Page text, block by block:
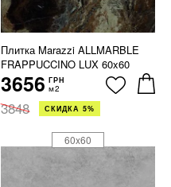
Плитка Marazzi ALLMARBLE
FRAPPUCCINO LUX 60x60
3656 ГРН
м2
3848 СКИДКА 5%
60x60